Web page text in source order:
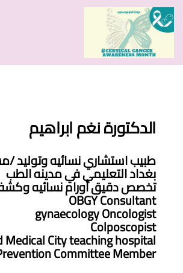
الدكتورة نغم ابراهيم
طبيب استشاري نسائيه
بغداد التعليمي في مدينه الطب
تخصص دقيق أورام نسائيه
OBGY Consultant
gynaecology Oncologist
Colposcopist
Medical City teaching hospital
Committee Member